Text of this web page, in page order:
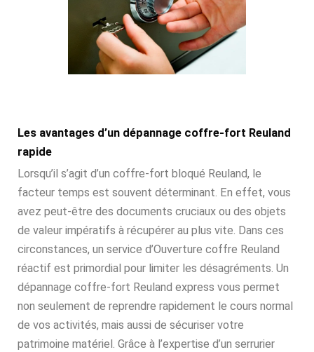
Les avantages d’un dépannage coffre-fort Reuland
rapide
Lorsqu’il s’agit d’un coffre-fort bloqué Reuland, le
facteur temps est souvent déterminant. En effet, vous
avez peut-être des documents cruciaux ou des objets
de valeur impératifs à récupérer au plus vite. Dans ces
circonstances, un service d’Ouverture coffre Reuland
réactif est primordial pour limiter les désagréments. Un
dépannage coffre-fort Reuland express vous permet
non seulement de reprendre rapidement le cours normal
de vos activités, mais aussi de sécuriser votre
patrimoine matériel. Grâce à l’expertise d’un serrurier